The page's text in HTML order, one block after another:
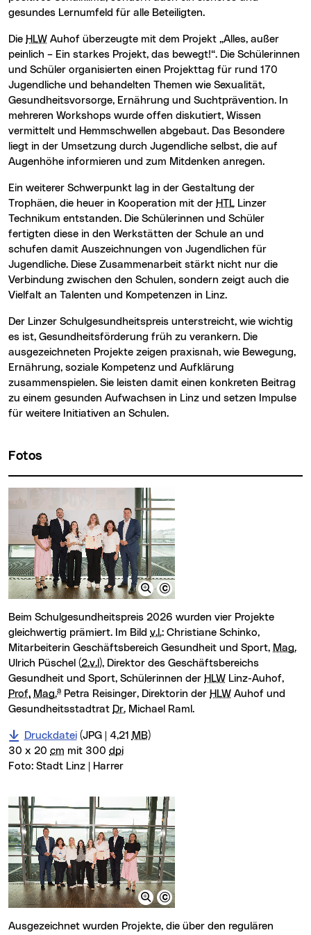
gesundes Lernumfeld für alle Beteiligten.
Die HLW Auhof überzeugte mit dem Projekt „Alles, außer
peinlich – Ein starkes Projekt, das bewegt!“. Die Schülerinnen
und Schüler organisierten einen Projekttag für rund 170
Jugendliche und behandelten Themen wie Sexualität,
Gesundheitsvorsorge, Ernährung und Suchtprävention. In
mehreren Workshops wurde offen diskutiert, Wissen
vermittelt und Hemmschwellen abgebaut. Das Besondere
liegt in der Umsetzung durch Jugendliche selbst, die auf
Augenhöhe informieren und zum Mitdenken anregen.
Ein weiterer Schwerpunkt lag in der Gestaltung der
Trophäen, die heuer in Kooperation mit der HTL Linzer
Technikum entstanden. Die Schülerinnen und Schüler
fertigten diese in den Werkstätten der Schule an und
schufen damit Auszeichnungen von Jugendlichen für
Jugendliche. Diese Zusammenarbeit stärkt nicht nur die
Verbindung zwischen den Schulen, sondern zeigt auch die
Vielfalt an Talenten und Kompetenzen in Linz.
Der Linzer Schulgesundheitspreis unterstreicht, wie wichtig
es ist, Gesundheitsförderung früh zu verankern. Die
ausgezeichneten Projekte zeigen praxisnah, wie Bewegung,
Ernährung, soziale Kompetenz und Aufklärung
zusammenspielen. Sie leisten damit einen konkreten Beitrag
zu einem gesunden Aufwachsen in Linz und setzen Impulse
für weitere Initiativen an Schulen.
Fotos
Beim Schulgesundheitspreis 2026 wurden vier Projekte
gleichwertig prämiert. Im Bild v.l.: Christiane Schinko,
Mitarbeiterin Geschäftsbereich Gesundheit und Sport, Mag.
Ulrich Püschel (2.v.l ), Direktor des Geschäftsbereichs
Gesundheit und Sport, Schülerinnen der HLW Linz-Auhof,
Prof. Mag.a Petra Reisinger, Direktorin der HLW Auhof und
Gesundheitsstadtrat Dr. Michael Raml.
Druckdatei(JPG | 4,21 MB)
30 x 20 cm mit 300 dpi
Foto: Stadt Linz | Harrer
Ausgezeichnet wurden Projekte, die über den regulären